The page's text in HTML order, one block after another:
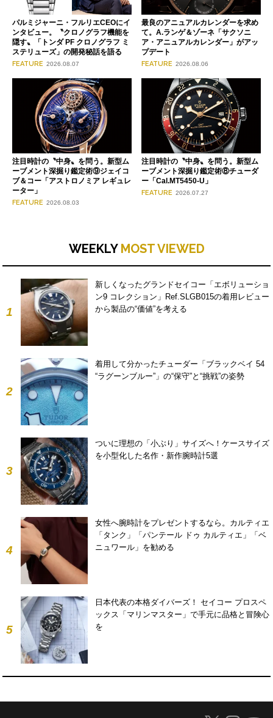
パルミジャーニ・フルリエCEOにイ
ンタビュー。〝クロノグラフ機能を
隠す〟「トンダ PF クロノグラフ ミ
ステリューズ」の開発秘話を語る
FEATURE 2026.08.07
最良のアニュアルカレンダーを求め
て。A.ランゲ＆ゾーネ「サクソニ
ア・アニュアルカレンダー」がアッ
プデート
FEATURE 2026.08.06
注目時計の〝中身〟を問う。新型ム
ーブメント深掘り鑑定術⑨ジェイコ
ブ＆コー「アストロノミア レギュレ
ーター」
FEATURE 2026.08.03
注目時計の〝中身〟を問う。新型ム
ーブメント深掘り鑑定術⑧チューダ
ー「Cal.MT5450-U」
FEATURE 2026.07.27
WEEKLY MOST VIEWED
1
新しくなったグランドセイコー「エボリューショ
ン9 コレクション」Ref.SLGB015の着用レビュー
から製品の“価値”を考える
2
着用して分かったチューダー「ブラックベイ 54
“ラグーンブルー”」の“保守”と“挑戦”の姿勢
3
ついに理想の「小ぶり」サイズへ！ケースサイズ
を小型化した名作・新作腕時計5選
4
女性へ腕時計をプレゼントするなら。カルティエ
「タンク」「パンテール ドゥ カルティエ」「ベ
ニュワール」を勧める
5
日本代表の本格ダイバーズ！ セイコー プロスペ
ックス「マリンマスター」で手元に品格と冒険心
を